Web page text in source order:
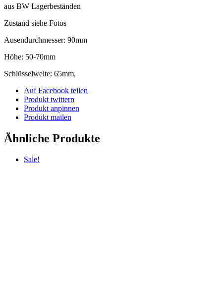
aus BW Lagerbeständen
Zustand siehe Fotos
Ausendurchmesser: 90mm
Höhe: 50-70mm
Schlüsselweite: 65mm,
Auf Facebook teilen
Produkt twittern
Produkt anpinnen
Produkt mailen
Ähnliche Produkte
Sale!